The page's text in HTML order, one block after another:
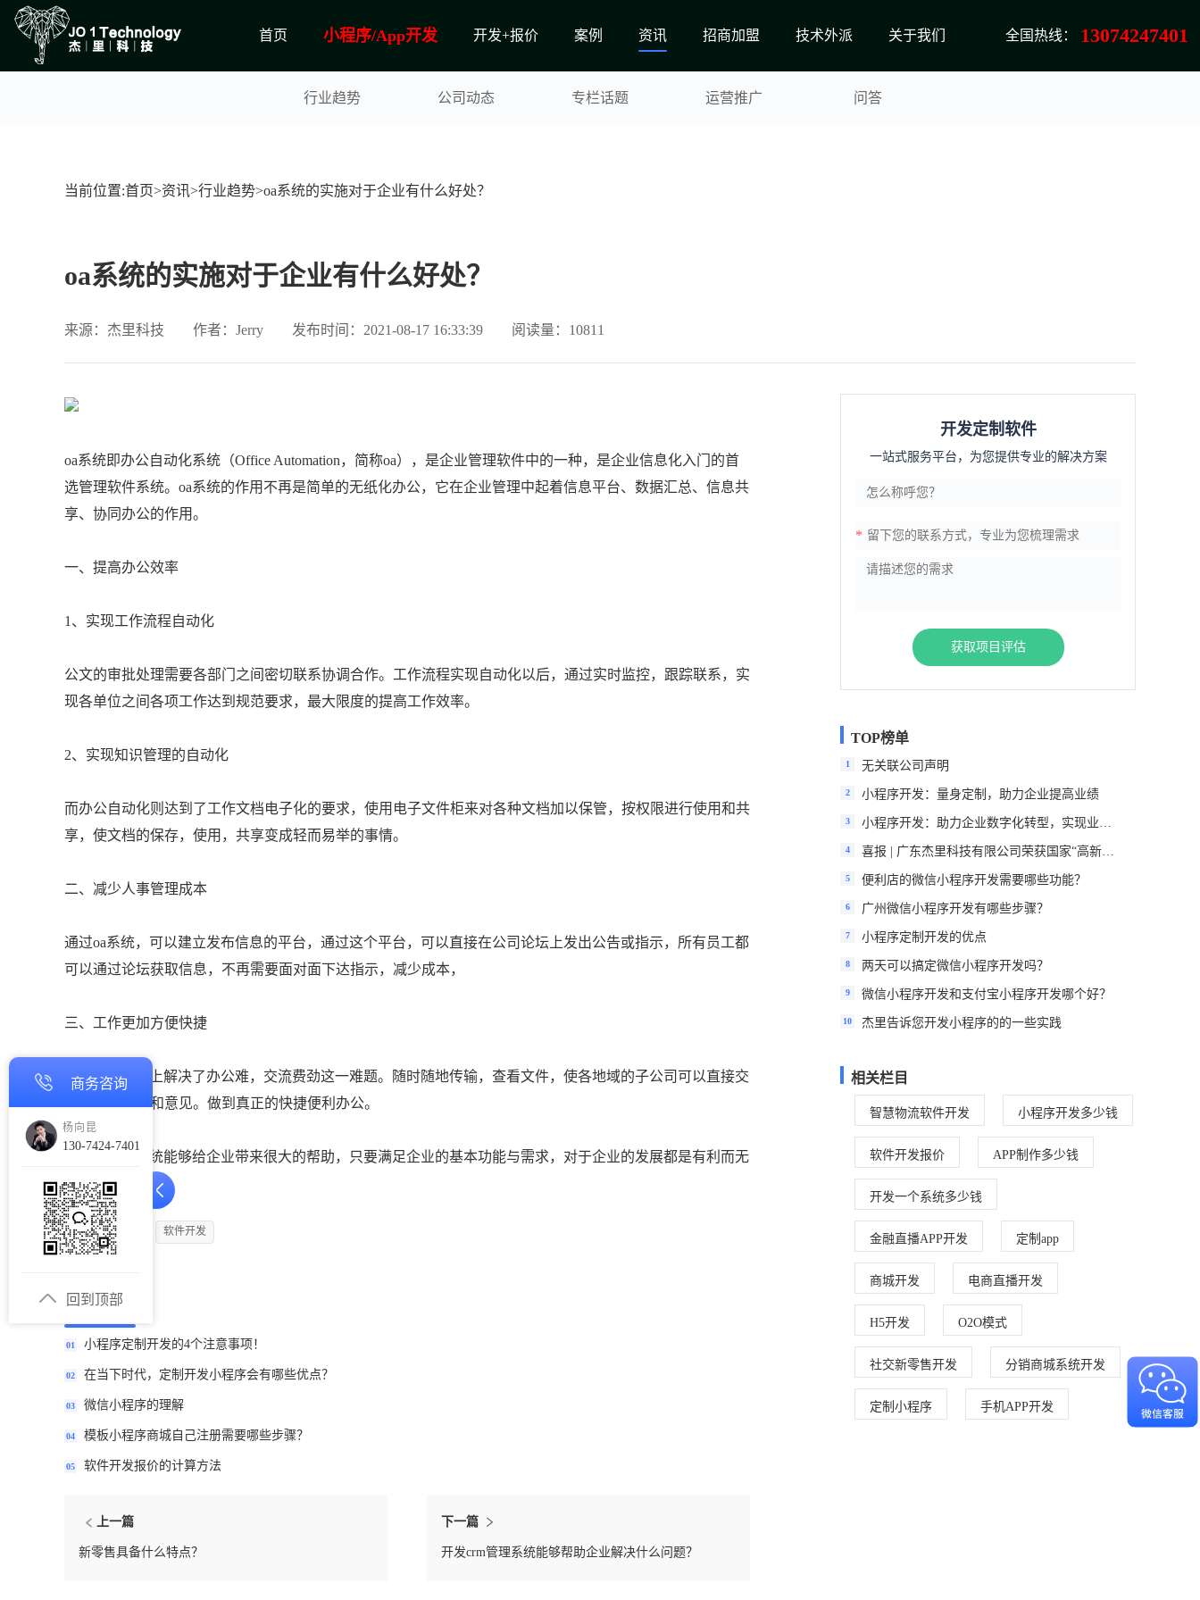
首页 小程序/App开发 开发+报价 案例 资讯 招商加盟 技术外派 关于我们 全国热线： 13074247401
商务咨询
杨向昆
130-7424-7401
回到顶部
行业趋势 公司动态 专栏话题 运营推广 问答
当前位置:首页>资讯>行业趋势>oa系统的实施对于企业有什么好处？
oa系统的实施对于企业有什么好处？
来源：杰里科技 作者：Jerry 发布时间：2021-08-17 16:33:39 阅读量：10811
oa系统即办公自动化系统（Office Automation，简称oa），是企业管理软件中的一种，是企业信息化入门的首
选管理软件系统。oa系统的作用不再是简单的无纸化办公，它在企业管理中起着信息平台、数据汇总、信息共
享、协同办公的作用。
一、提高办公效率
1、实现工作流程自动化
公文的审批处理需要各部门之间密切联系协调合作。工作流程实现自动化以后，通过实时监控，跟踪联系，实
现各单位之间各项工作达到规范要求，最大限度的提高工作效率。
2、实现知识管理的自动化
而办公自动化则达到了工作文档电子化的要求，使用电子文件柜来对各种文档加以保管，按权限进行使用和共
享，使文档的保存，使用，共享变成轻而易举的事情。
二、减少人事管理成本
通过oa系统，可以建立发布信息的平台，通过这个平台，可以直接在公司论坛上发出公告或指示，所有员工都
可以通过论坛获取信息，不再需要面对面下达指示，减少成本，
三、工作更加方便快捷
oa系统从根本上解决了办公难，交流费劲这一难题。随时随地传输，查看文件，使各地域的子公司可以直接交
流，交换技术和意见。做到真正的快捷便利办公。
一款好的oa系统能够给企业带来很大的帮助，只要满足企业的基本功能与需求，对于企业的发展都是有利而无
害的。
系统开发定制 软件开发
延伸阅读
01 小程序定制开发的4个注意事项！
02 在当下时代，定制开发小程序会有哪些优点？
03 微信小程序的理解
04 模板小程序商城自己注册需要哪些步骤？
05 软件开发报价的计算方法
上一篇
新零售具备什么特点？
下一篇
开发crm管理系统能够帮助企业解决什么问题？
开发定制软件
一站式服务平台，为您提供专业的解决方案
*
获取项目评估
TOP榜单
1 无关联公司声明
2 小程序开发：量身定制，助力企业提高业绩
3 小程序开发：助力企业数字化转型，实现业绩飙升
4 喜报 | 广东杰里科技有限公司荣获国家“高新技术企业”认定
5 便利店的微信小程序开发需要哪些功能？
6 广州微信小程序开发有哪些步骤？
7 小程序定制开发的优点
8 两天可以搞定微信小程序开发吗？
9 微信小程序开发和支付宝小程序开发哪个好？
10 杰里告诉您开发小程序的的一些实践
相关栏目
智慧物流软件开发 小程序开发多少钱
软件开发报价 APP制作多少钱
开发一个系统多少钱
金融直播APP开发 定制app
商城开发 电商直播开发
H5开发 O2O模式
社交新零售开发 分销商城系统开发
定制小程序 手机APP开发